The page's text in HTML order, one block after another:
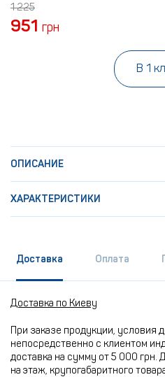
1 225
951 грн
В 1
ОПИСАНИЕ
ХАРАКТЕРИСТИКИ
Доставка Оплата
Доставка по Киеву
При заказе продукции, условия
непосредственно с клиентом
доставка на сумму от 5 000 грн.
на этаж, крупогабаритного